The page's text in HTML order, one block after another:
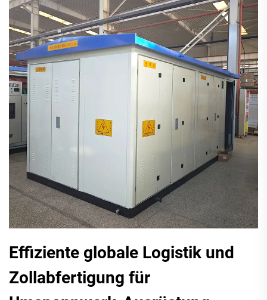
Effiziente globale Logistik und
Zollabfertigung für